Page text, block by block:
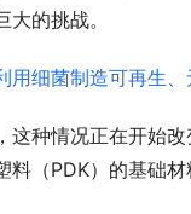
大的挑战。
这种情况正在开始
料（PDK）的基础材